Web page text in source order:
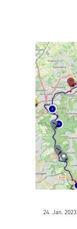
24. Jan. 2023